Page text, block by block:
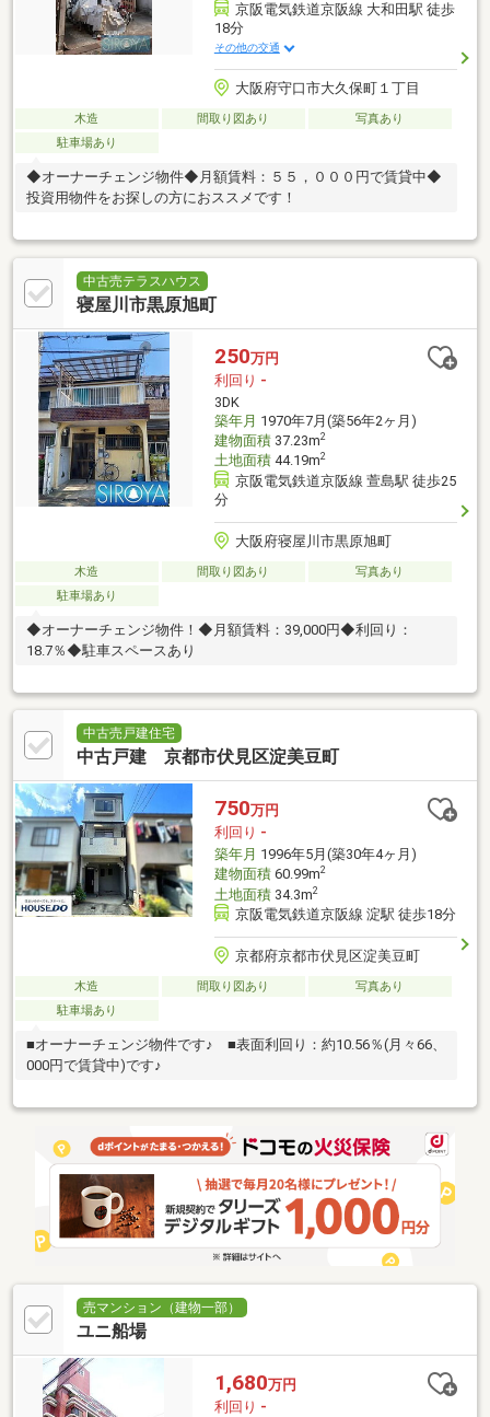
京阪電気鉄道京阪線 大和田駅 徒歩
18分
その他の交通
大阪府守口市大久保町１丁目
木造 間取り図あり
写真あり
駐車場あり
◆オーナーチェンジ物件◆月額賃料：５５，０００円で賃貸中◆
投資用物件をお探しの方におススメです！
中古売テラスハウス
寝屋川市黒原旭町
250万円
利回り -
3DK
築年月 1970年7月(築56年2ヶ月)
建物面積37.23m2
土地面積44.19m2
京阪電気鉄道京阪線 萱島駅 徒歩25
分
大阪府寝屋川市黒原旭町
木造 間取り図あり
写真あり
駐車場あり
◆オーナーチェンジ物件！◆月額賃料：39,000円◆利回り：
18.7％◆駐車スペースあり
中古売戸建住宅
中古戸建 京都市伏見区淀美豆町
750万円
利回り -
築年月 1996年5月(築30年4ヶ月)
建物面積60.99m2
土地面積34.3m2
京阪電気鉄道京阪線 淀駅 徒歩18分
京都府京都市伏見区淀美豆町
木造 間取り図あり
写真あり
駐車場あり
■オーナーチェンジ物件です♪ ■表面利回り：約10.56％(月々66、
000円で賃貸中)です♪
売マンション（建物一部）
ユニ船場
1,680万円
利回り -